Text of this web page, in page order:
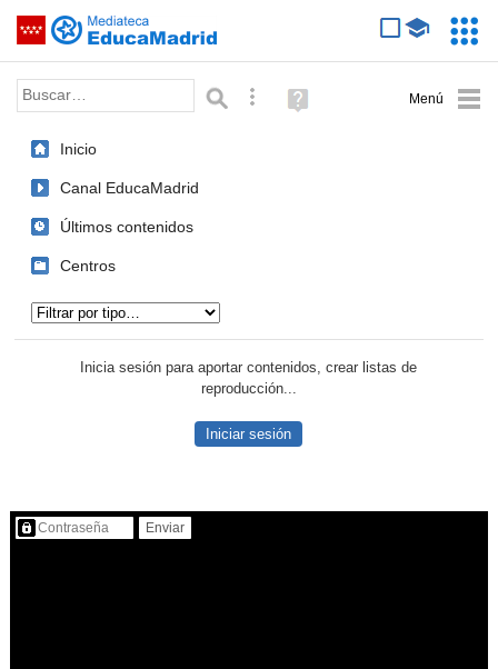
Saltar navegación
Palabra o frase: Búsqueda avanzada
Ayuda
(en
Inicio
Canal EducaMadrid
Últimos contenidos
Centros
Inicia sesión para aportar contenidos, crear listas de
reproducción...
Iniciar sesión
Contenido protegido…